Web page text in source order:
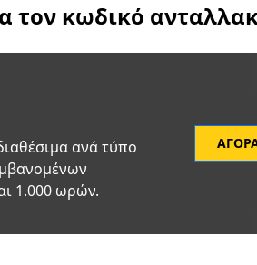
τον κωδικό
ανά τύπο
1.000 ωρών.